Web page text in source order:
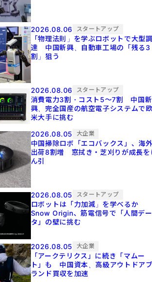
2026.08.06 スタートアップ
「物理法則」を学ぶロボットで大型
達 中国新興、自動車工場の「残る3
割」狙う
2026.08.06 スタートアップ
消費電力3割・コスト5〜7割 中国新
興、完全国産の航空電子システムで
米大手に挑む
2026.08.05
大企業
中国掃除ロボ「エコバックス」、海
出荷8割増 窓拭き・芝刈りが成長を
ん引
2026.08.05 スタートアップ
ロボットは「力加減」を学べるか
Snow Origin、筋電信号で「人間デー
タ」の壁に挑む
2026.08.05 大企業
「アークテリクス」に続き「マムー
ト」も 中国資本、高級アウトドア
ランド買収を加速